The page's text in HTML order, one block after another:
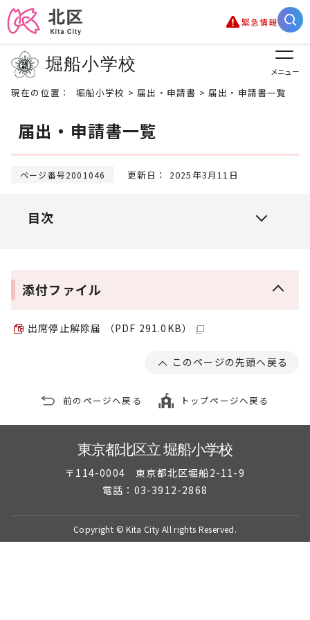
緊急情報
堀船小学校 メニュー
現在の位置： 堀船小学校 >届出・申請書 > 届出・申請書一覧
届出・申請書一覧
ページ番号2001046 更新日： 2025年3月11日
目次
添付ファイル
出席停止解除届 （PDF 291.0KB）
このページの先頭へ戻る
前のページへ戻る トップページへ戻る
東京都北区立 堀船小学校
〒114-0004 東京都北区堀船2-11-9
電話：03-3912-2868
Copyright © Kita City All rights Reserved.